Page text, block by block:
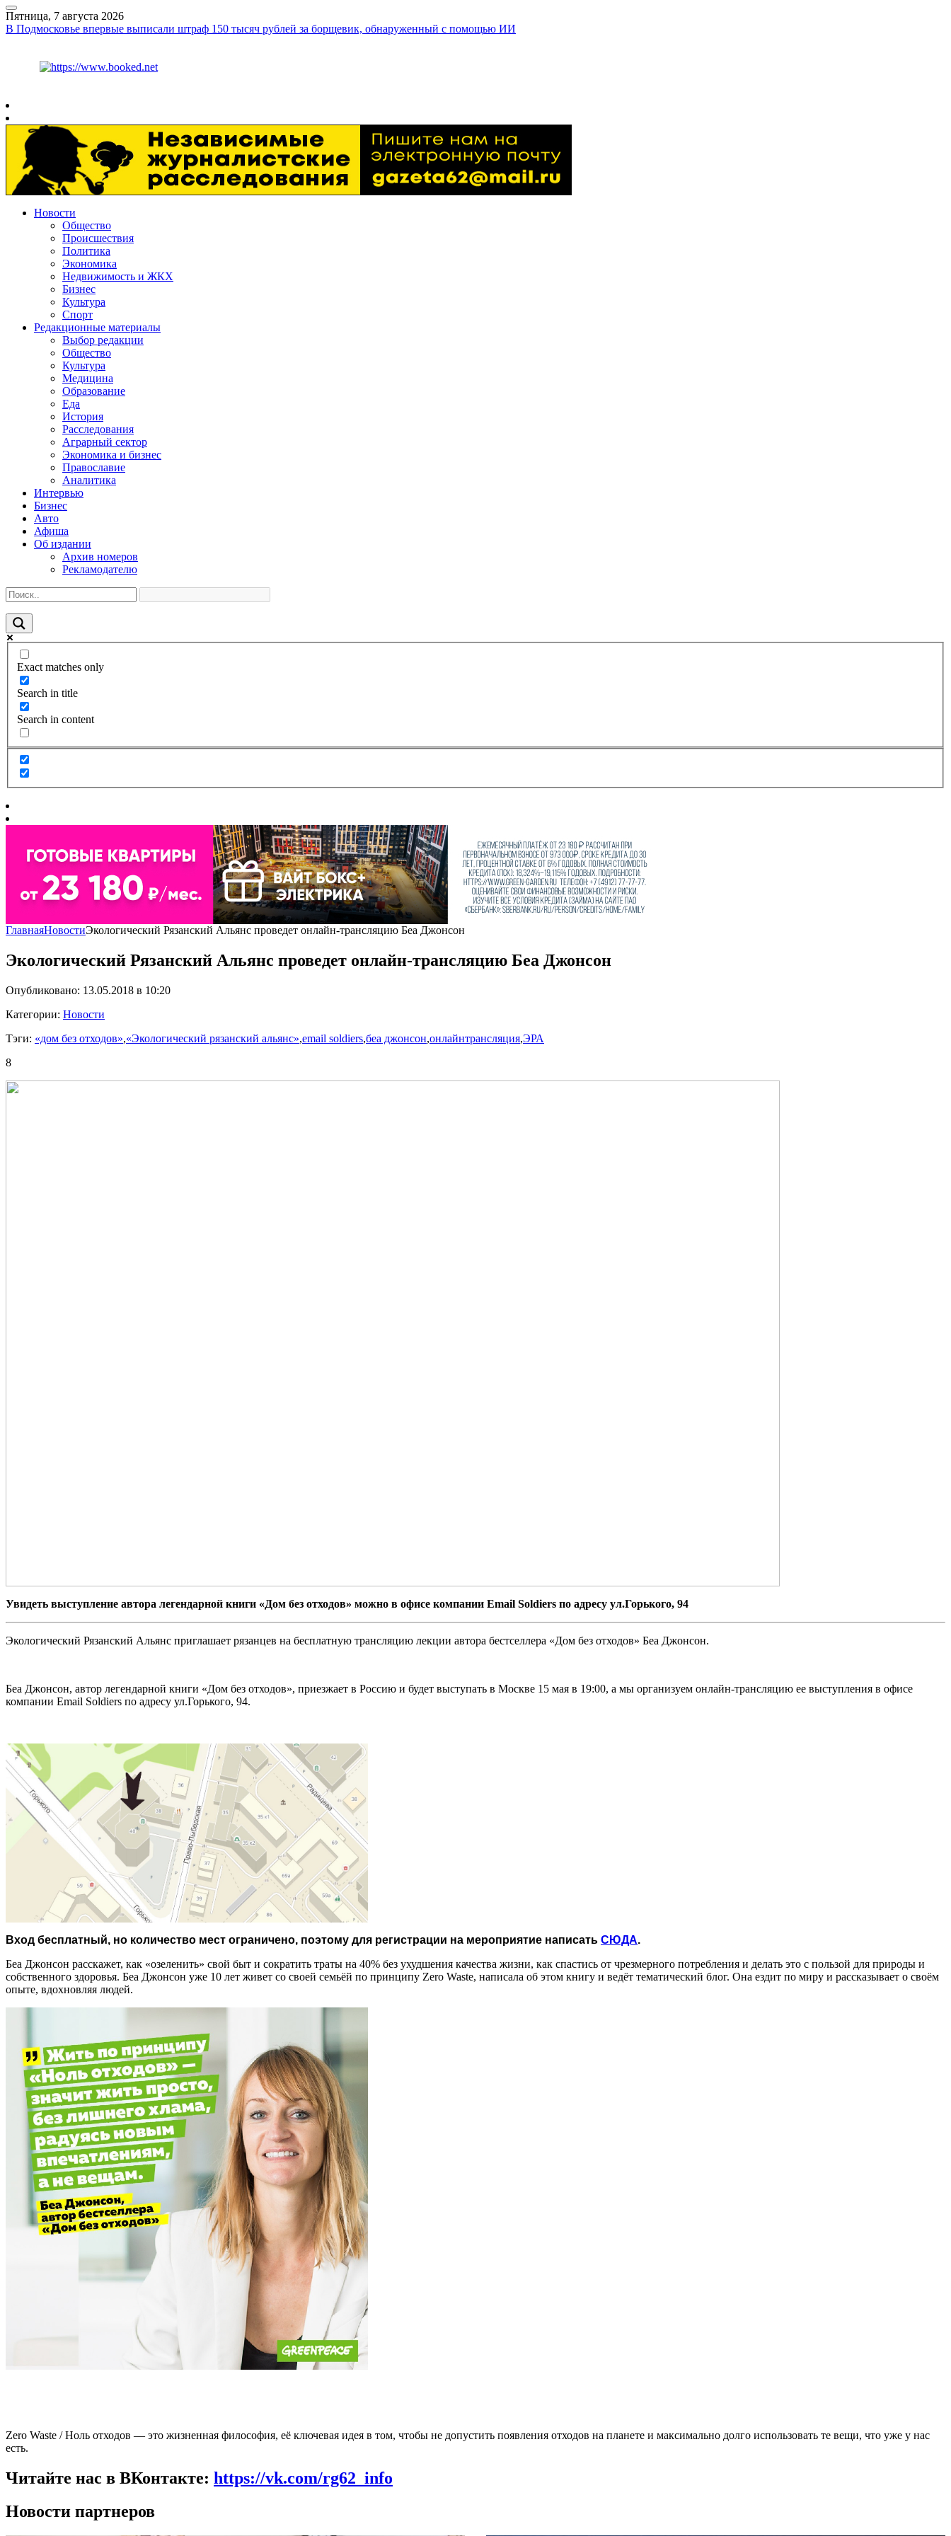
Пятница, 7 августа 2026
В Подмосковье впервые выписали штраф 150 тысяч рублей за борщевик, обнаруженный с помощью ИИ
Новости
Общество
Происшествия
Политика
Экономика
Недвижимость и ЖКХ
Бизнес
Культура
Спорт
Редакционные материалы
Выбор редакции
Общество
Культура
Медицина
Образование
Еда
История
Расследования
Аграрный сектор
Экономика и бизнес
Православие
Аналитика
Интервью
Бизнес
Авто
Афиша
Об издании
Архив номеров
Рекламодателю
Exact matches only
Search in title
Search in content
ГлавнаяНовостиЭкологический Рязанский Альянс проведет онлайн-трансляцию Беа Джонсон
Экологический Рязанский Альянс проведет онлайн-трансляцию Беа Джонсон
Опубликовано: 13.05.2018 в 10:20
Категории: Новости
Тэги: «дом без отходов»,«Экологический рязанский альянс»,email soldiers,беа джонсон,онлайнтрансляция,ЭРА
8
Увидеть выступление автора легендарной книги «Дом без отходов» можно в офисе компании Email Soldiers по адресу ул.Горького, 94
Экологический Рязанский Альянс приглашает рязанцев на бесплатную трансляцию лекции автора бестселлера «Дом без отходов» Беа Джонсон.
Беа Джонсон, автор легендарной книги «Дом без отходов», приезжает в Россию и будет выступать в Москве 15 мая в 19:00, а мы организуем онлайн-трансляцию ее выступления в офисе
компании Email Soldiers по адресу ул.Горького, 94.
Вход бесплатный, но количество мест ограничено, поэтому для регистрации на мероприятие написать СЮДА.
Беа Джонсон расскажет, как «озеленить» свой быт и сократить траты на 40% без ухудшения качества жизни, как спастись от чрезмерного потребления и делать это с пользой для природы и
собственного здоровья. Беа Джонсон уже 10 лет живет со своей семьёй по принципу Zero Waste, написала об этом книгу и ведёт тематический блог. Она ездит по миру и рассказывает о своём
опыте, вдохновляя людей.
Zero Waste / Ноль отходов — это жизненная философия, её ключевая идея в том, чтобы не допустить появления отходов на планете и максимально долго использовать те вещи, что уже у нас
есть.
Читайте нас в ВКонтакте: https://vk.com/rg62_info
Новости партнеров